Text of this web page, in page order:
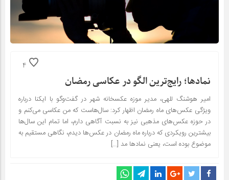
4
نمادها؛ رایج‌ترین الگو در عکاسی رمضان
امیر هوشنگ للهی، مدیر موزه عکسخانه شهر در گفت‌وگو با ایکنا درباره
ویژگی عکس‌های ماه رمضان اظهار کرد: سال‌هاست که من عکاسی می‌کنم و
در حوزه عکس‌های مذهبی نیز به نسبت آگاهی دارم، اما تمام این سال‌ها
بیشترین رویکردی که درباره ماه رمضان در عکس‌ها دیدم، نگاهی مستقیم به
موضوع بوده است، یعنی نمادها مد […]